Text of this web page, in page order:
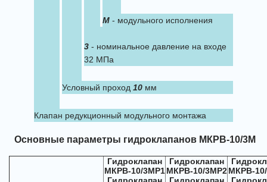
М - модульного исполнения
3 - номинальное давление на входе
32 МПа
Условный проход 10 мм
Клапан редукционный модульного монтажа
Основные параметры гидроклапанов МКРВ-10/3М
Гидроклапан
МКРВ-10/3МР1
Гидроклапан
МКРВ-10/3МР2 МКРВ-